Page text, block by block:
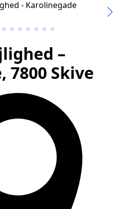
–
7800 Skive